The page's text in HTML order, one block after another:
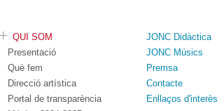
QUI SOM
Presentació
Què fem
Direcció artística
Portal de transparència
JONC Didàctica
JONC Músics
Premsa
Contacte
Enllaços d'interès